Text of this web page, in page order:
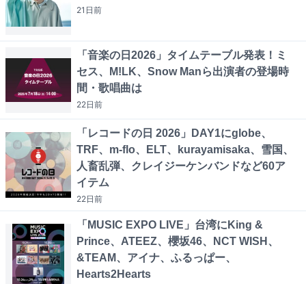
21日前
「音楽の日2026」タイムテーブル発表！ミ
セス、M!LK、Snow Manら出演者の登場時
間・歌唱曲は
22日前
「レコードの日 2026」DAY1にglobe、
TRF、m-flo、ELT、kurayamisaka、雪国、
人畜乱弾、クレイジーケンバンドなど60ア
イテム
22日前
「MUSIC EXPO LIVE」台湾にKing &
Prince、ATEEZ、櫻坂46、NCT WISH、
&TEAM、アイナ、ふるっぱー、
Hearts2Hearts